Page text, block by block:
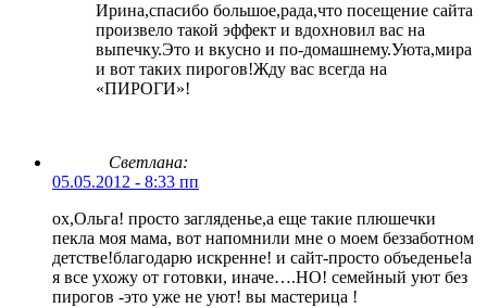
Ирина,спасибо большое,рада,что посещение сайта
произвело такой эффект и вдохновил вас на
выпечку.Это и вкусно и по-домашнему.Уюта,мира
и вот таких пирогов!Жду вас всегда на
«ПИРОГИ»!
Cветлана:
05.05.2012 - 8:33 пп
ох,Ольга! просто загляденье,а еще такие плюшечки
пекла моя мама, вот напомнили мне о моем беззаботном
детстве!благодарю искренне! и сайт-просто объеденье!а
я все ухожу от готовки, иначе….НО! семейный уют без
пирогов -это уже не уют! вы мастерица !